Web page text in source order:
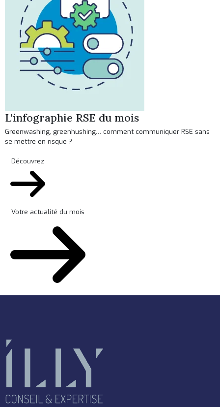
L'infographie RSE du mois
Greenwashing, greenhushing… comment communiquer RSE sans
se mettre en risque ?
Découvrez
Votre actualité du mois